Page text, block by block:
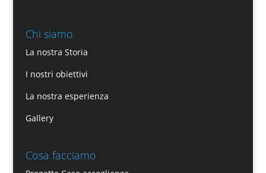
Chi siamo
La nostra Storia
I nostri obiettivi
La nostra esperienza
Gallery
Cosa facciamo